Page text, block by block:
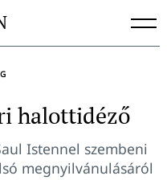
halottidéző
Istennel szembeni
megnyilvánulásáról